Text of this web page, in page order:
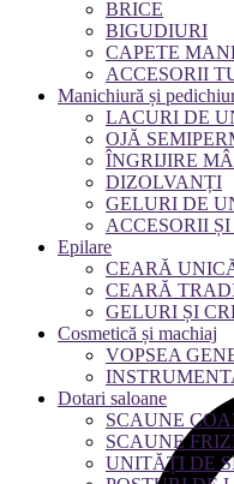
BRICE
BIGUDIURI
CAPETE
ACCESORII
Manichiură și
LACURI DE
OJĂ
ÎNGRIJIRE
DIZOLVANȚI
GELURI DE
ACCESORII
Epilare
CEARĂ
CEARĂ
GELURI ȘI
Cosmetică și machiaj
VOPSEA
Dotari saloane
SCAUNE
SCAUNE
UNITĂȚI DE